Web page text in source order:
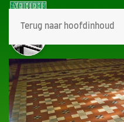
Terug naar hoofdinhoud